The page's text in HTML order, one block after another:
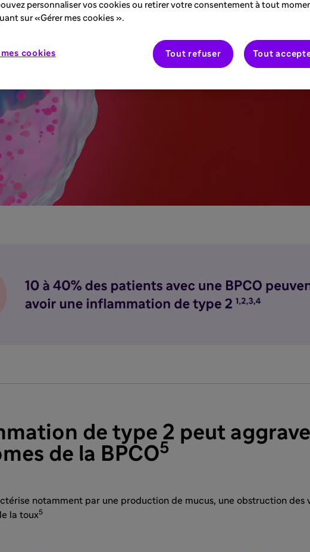
de type 2 peut
de la BPCO5
notamment par une production de mucus, une obstruction des
la toux5​
personnaliser vos cookies ou retirer votre consentement à tout
sur «Gérer mes cookies ».
cookies Tout refuser Tout